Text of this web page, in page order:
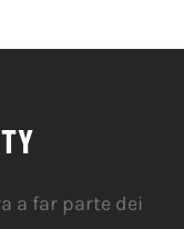
a far parte dei